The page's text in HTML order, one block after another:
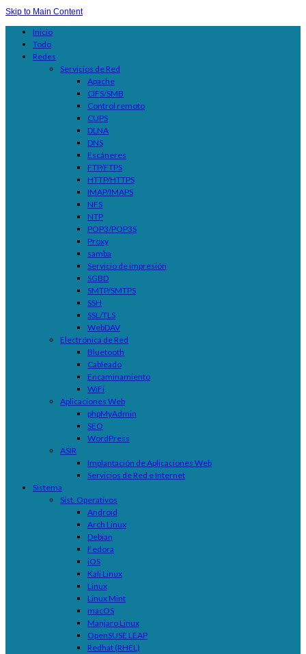
Skip to Main Content
Inicio
Todo
Redes
Servicios de Red
Apache
CIFS/SMB
Control remoto
CUPS
DLNA
DNS
Escáneres
FTP/FTPS
HTTP/HTTPS
IMAP/IMAPS
NFS
NTP
POP3/POP3S
Proxy
samba
Servicio de impresión
SGBD
SMTP/SMTPS
SSH
SSL/TLS
WebDAV
Electrónica de Red
Bluetooth
Cableado
Encaminamiento
WiFi
Aplicaciones Web
phpMyAdmin
SEO
WordPress
ASIR
Implantación de Aplicaciones Web
Servicios de Red e Internet
Sistema
Sist. Operativos
Android
Arch Linux
Debian
Fedora
iOS
Kali Linux
Linux
Linux Mint
macOS
Manjaro Linux
OpenSUSE LEAP
Redhat (RHEL)